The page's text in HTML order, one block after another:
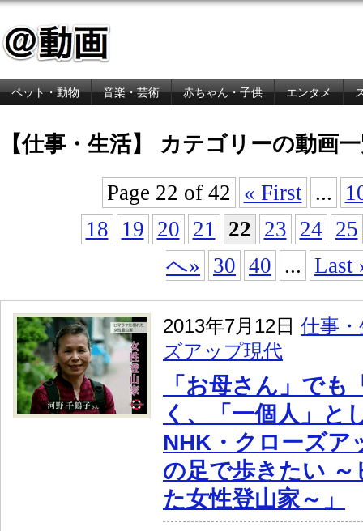
ペット・動物 音楽・芸術 赤ちゃん・子供 エンタメ
【仕事・生活】 カテゴリーの動画
Page 22 of 42
« First ...
18
19 20 21 22 23 24 25
へ»
30 40 ... Last
2013年7月12日 仕事
ズアップ現代
「お母さん」でも
く、「一個人」と
NHK・クローズア
の足で歩きたい
た女性登山家～」